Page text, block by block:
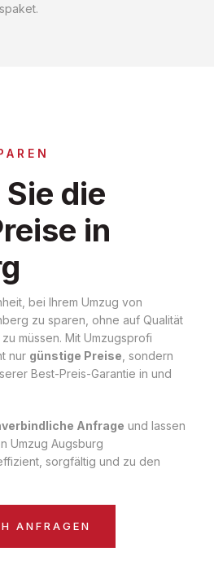
die
in
bei Ihrem Umzug von
zu sparen, ohne auf Qualität
müssen. Mit Umzugsprofi
nur günstige Preise , sondern
Best-Preis-Garantie in und
Anfrage und lassen
Umzug Augsburg
sorgfältig und zu den
ANFRAGEN